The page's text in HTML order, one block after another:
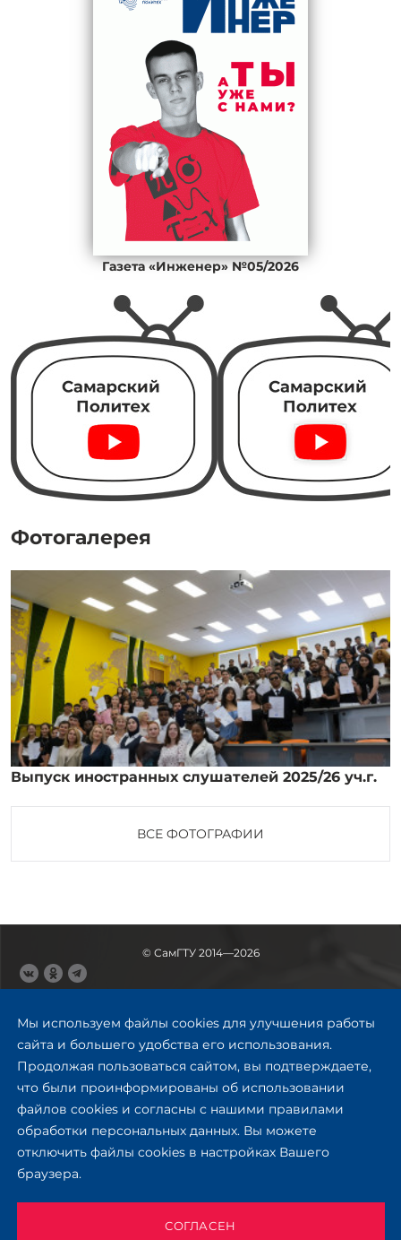
Газета «Инженер» №05/2026
Фотогалерея
Выпуск иностранных слушателей 2025/26 уч.г.
ВСЕ ФОТОГРАФИИ
Мы используем файлы cookies для улучшения работы
сайта и большего удобства его использования.
Продолжая пользоваться сайтом, вы подтверждаете,
что были проинформированы об использовании
файлов cookies и согласны с нашими правилами
обработки персональных данных. Вы можете
отключить файлы cookies в настройках Вашего
браузера.
СОГЛАСЕН
© СамГТУ 2014—2026
443100, Самара
Ул. Молодогвардейская, 244,
главный корпус
8 (846) 278-43-11
rector@samgtu.ru
Приемная комиссия
Приёмная комиссия
Заочное обучение